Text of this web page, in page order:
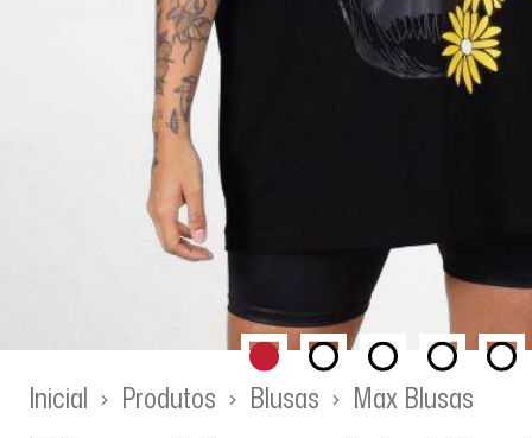
Inicial Produtos Blusas Max Blusas